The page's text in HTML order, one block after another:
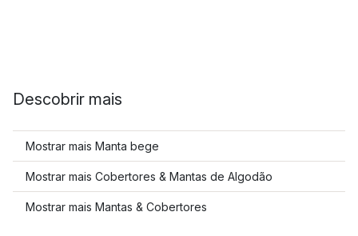
Descobrir mais
Mostrar mais Manta bege
Mostrar mais Cobertores & Mantas de Algodão
Mostrar mais Mantas & Cobertores